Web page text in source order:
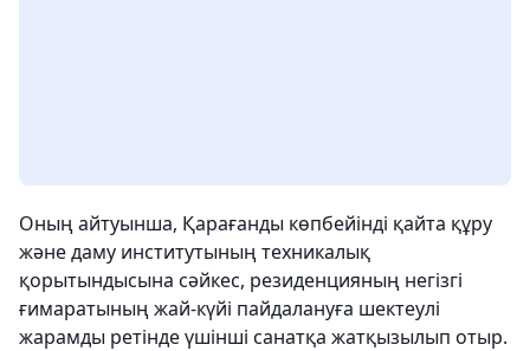
Оның айтуынша, Қарағанды көпбейінді қайта құру
және даму институтының техникалық
қорытындысына сәйкес, резиденцияның негізгі
ғимаратының жай-күйі пайдалануға шектеулі
жарамды ретінде үшінші санатқа жатқызылып отыр.